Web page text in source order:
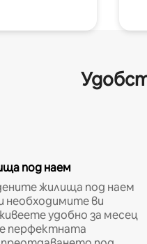
под наем
жилища под наем
необходимите ви
удобно за месец
е перфектната